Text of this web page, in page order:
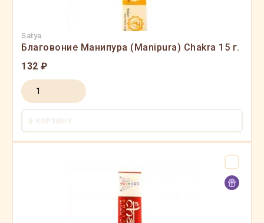
Satya
Благовоние Манипура (Manipura) Chakra 15 г.
132 ₽
В КОРЗИНУ